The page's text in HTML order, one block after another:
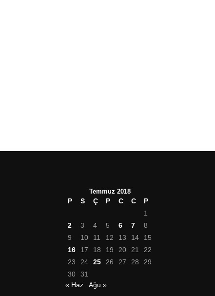
Temmuz 2018
P S Ç P C C
P
1
2
3 4 5 6 7
8
9
10 11 12 13 14
15
16
17 18 19 20 21
22
23
24 25 26 27 28
29
30
31
« Haz
Ağu »